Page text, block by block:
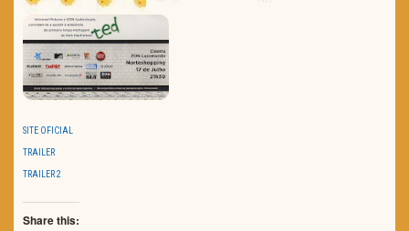
SITE OFICIAL
TRAILER
TRAILER 2
Share this: